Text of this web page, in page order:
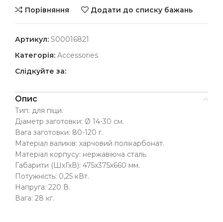
Порівняння Додати до списку бажань
Артикул: S00016821
Категорія: Accessories
Слідкуйте за:
Опис
Тип: для піци.
Діаметр заготовки: Ø 14-30 см.
Вага заготовки: 80-120 г.
Матеріал валиків: харчовий полікарбонат.
Матеріал корпусу: нержавіюча сталь.
Габарити (ШхГхВ): 475х375х660 мм.
Потужність: 0,25 кВт.
Напруга: 220 В.
Вага: 28 кг.